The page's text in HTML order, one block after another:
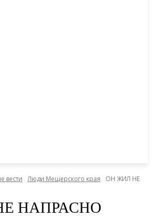
вести Люди Мещерского края
ОН ЖИЛ НЕ
НАПРАСНО